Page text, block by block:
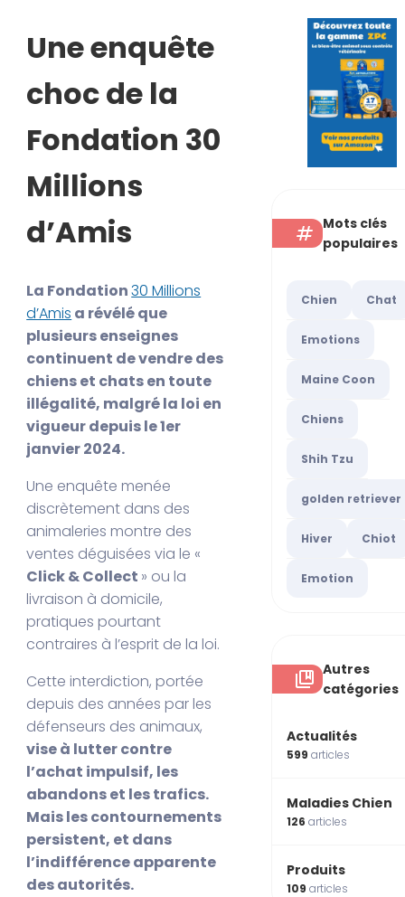
Une enquête
choc de la
Fondation 30
Millions
d’Amis
La Fondation30 Millions
d’Amis a révélé que
plusieurs enseignes
continuent de vendre des
chiens et chats en toute
illégalité, malgré la loi en
vigueur depuis le 1er
janvier 2024.
Une enquête menée
discrètement dans des
animaleries montre des
ventes déguisées via le «
Click & Collect » ou la
livraison à domicile,
pratiques pourtant
contraires à l’esprit de la loi.
Cette interdiction, portée
depuis des années par les
défenseurs des animaux,
vise à lutter contre
l’achat impulsif, les
abandons et les trafics.
Mais les contournements
persistent, et dans
l’indifférence apparente
des autorités.
Mots clés
populaires
Chien Chat
Emotions
Maine Coon
Chiens
Shih Tzu
golden retriever
Hiver Chiot
Emotion
Autres
catégories
Actualités
599articles
Maladies Chien
126articles
Produits
109articles